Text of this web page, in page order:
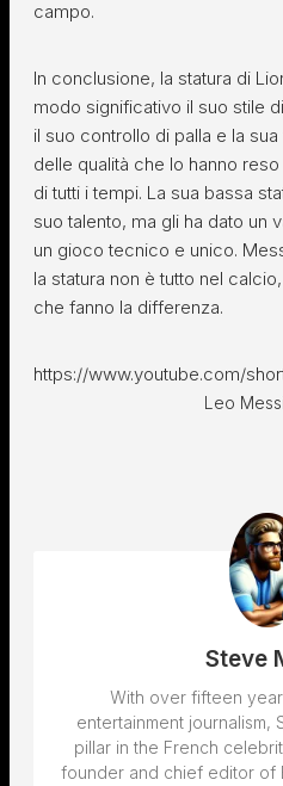
campo.
In conclusione, la statura di
modo significativo il suo stile
il suo controllo di palla e la
delle qualità che lo hanno
di tutti i tempi. La sua bassa
suo talento, ma gli ha dato un
un gioco tecnico e unico.
la statura non è tutto nel
che fanno la differenza.
https://www.youtube.com/
Leo
Steve
With over fifteen
entertainment journalism,
pillar in the French
founder and chief editor of